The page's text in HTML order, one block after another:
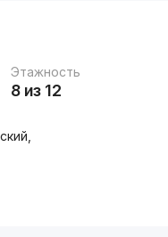
Этажность
8 из 12